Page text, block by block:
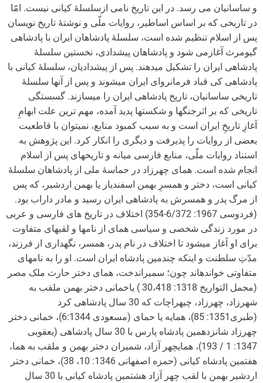
و ساسانیان می رسد. در این تاریخ نامی ازسلسلۀ کیانی نیست. امّا
در تاریخی که بر اساس اساطیر، روایات ملّی و نوشتۀ تاریخ نویسان
پس از اسلام تنظیم شده است، سلسلۀ پادشاهان ایران با پادشاهی
گیومرث آغازمی شود و پادشاهان پیشدادی، نخستین سلسلۀ
پادشاهی ایران را تشکیل می­دهند. پس از پیشدادیان، سلسلۀ کیانی با
پادشاهی کی قباد فرمانروای ایران می­شوند و پس از آنها سلسلۀ
تاریخی ساسانیان، تاریخ پادشاهی ایران را می­سازند. گسستگی
تاریخی که بر اثرجنگ­ها و شکست­ها پدید آمده، مهم ترین علت ابهامِ
آغازِ تاریخِ ایران است و به سبب کمبود منابع، نمی­توان با قاطعیت
بعضی از روایات را پذیرفت و دیگری را انکار کرد. این پژوهش به
استناد روایات ملّی، منابع فارسی میانه و تاریخ­های پس از اسلام
انجام شده است. همای چهرزاد در حماسۀ ملی از پادشاهان سلسلۀ
کیانی است، دختر و همسرِ بهمن اسفندیار یا بهمن اردشیر، که پس
از مرگ پدر و همسرش به پادشاهی ایران رسید و مادر داراب بود.
(فردوسی 1967: 6/372-354) اختلاف در تاریخ های فارسی و عربی
در مورد زندگی شخصی و سیاسی همای از نام­ها و لقب­های متفاوت
برای او آغاز می­شود تا اختلاف در نام پدر، همسر، نگهداری از فرزند،
مدّتِ سلطنت و اینکه چندمین پادشاه ایران است. او را به نام­های
متفاوتی خوانده­اند چون؛ سمیراندخت، همای دختر حارث ملک مصر
(مجمل التواریخ 1318: 30،418 ) یاخمانی دختر بهمن ملقب به
شهرزاد، چهرزاد، چیهراچات که 30 سال پادشاهی کرد
(طبری1351: 85)، همایه یا حمای (مسعودی 6:1344)، خمانی دختر
چهرزاد شانزدهمین پادشاه پارس با 30 سال پادشاهی (یعقوبی
1347: 1 / 193)، همایچهر آزاد، شمیران دختر بهمن و ملقب به هما،
هفتمین پادشاه کیانی (حمزه اصفهانی 1346: 10، 38)، خمانی دختر
اردشیر بهمن با لقب چهر آزاد هشتمین پادشاه کیانی با 30 سال